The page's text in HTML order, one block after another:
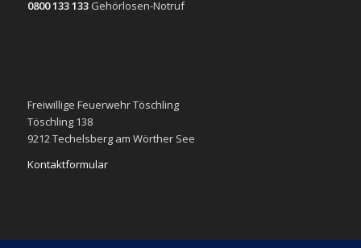
0800 133 133 Gehörlosen-Notruf
Freiwillige Feuerwehr Töschling
Töschling 138
9212 Techelsberg am Wörther See
Kontaktformular